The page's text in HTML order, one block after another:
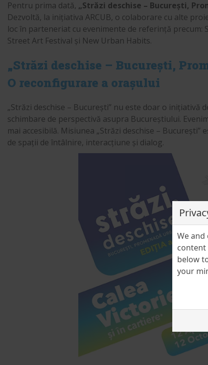
Pentru prima dată, „Străzi deschise – București,
Dezvoltă, la inițiativa ARCUB, o colaborare cu alte
loc în parteneriat cu evenimente de referință precum:
Street Art Festival și New Urban Habits.
„Străzi deschise – București,
O reconfigurare a orașului
„Străzi deschise – București” nu este doar o
schimbare de perspectivă asupra Bucureștiului.
mai accesibilă. Misiunea „Străzi deschise –
de spații de întâlnire, interacțiune și dialog.
We
content
below
your